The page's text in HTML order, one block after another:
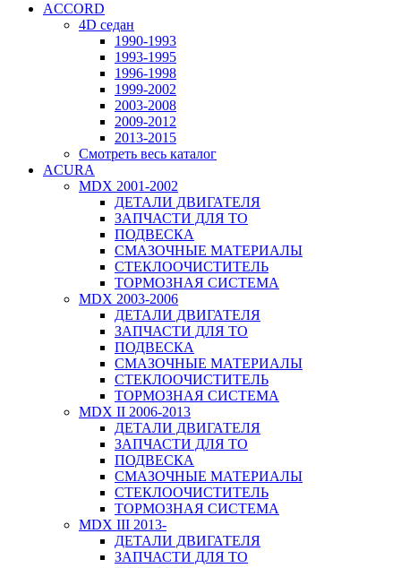
ACCORD
4D седан
1990-1993
1993-1995
1996-1998
1999-2002
2003-2008
2009-2012
2013-2015
Смотреть весь каталог
ACURA
MDX 2001-2002
ДЕТАЛИ ДВИГАТЕЛЯ
ЗАПЧАСТИ ДЛЯ ТО
ПОДВЕСКА
СМАЗОЧНЫЕ МАТЕРИАЛЫ
СТЕКЛООЧИСТИТЕЛЬ
ТОРМОЗНАЯ СИСТЕМА
MDX 2003-2006
ДЕТАЛИ ДВИГАТЕЛЯ
ЗАПЧАСТИ ДЛЯ ТО
ПОДВЕСКА
СМАЗОЧНЫЕ МАТЕРИАЛЫ
СТЕКЛООЧИСТИТЕЛЬ
ТОРМОЗНАЯ СИСТЕМА
MDX II 2006-2013
ДЕТАЛИ ДВИГАТЕЛЯ
ЗАПЧАСТИ ДЛЯ ТО
ПОДВЕСКА
СМАЗОЧНЫЕ МАТЕРИАЛЫ
СТЕКЛООЧИСТИТЕЛЬ
ТОРМОЗНАЯ СИСТЕМА
MDX III 2013-
ДЕТАЛИ ДВИГАТЕЛЯ
ЗАПЧАСТИ ДЛЯ ТО